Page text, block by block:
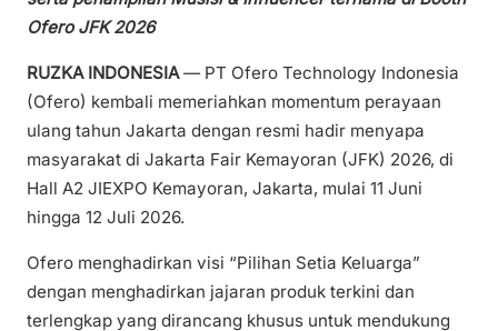
Ofero JFK 2026
RUZKA INDONESIA— PT Ofero Technology Indonesia
(Ofero) kembali memeriahkan momentum perayaan
ulang tahun Jakarta dengan resmi hadir menyapa
masyarakat di Jakarta Fair Kemayoran (JFK) 2026, di
Hall A2 JIEXPO Kemayoran, Jakarta, mulai 11 Juni
hingga 12 Juli 2026.
Ofero menghadirkan visi “Pilihan Setia Keluarga”
dengan menghadirkan jajaran produk terkini dan
terlengkap yang dirancang khusus untuk mendukung